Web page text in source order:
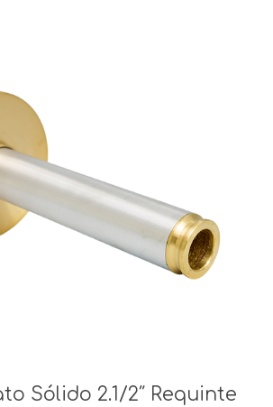
Sólido 2.1/2″ Requinte